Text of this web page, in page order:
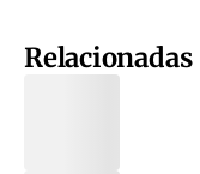
Relacionadas